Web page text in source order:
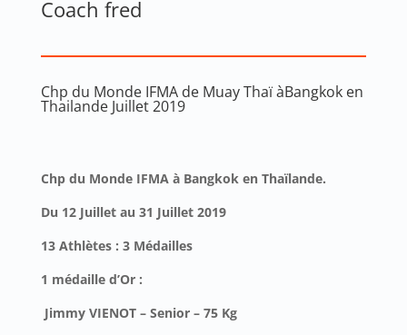
Coach fred
Chp du Monde IFMA de Muay Thaï àBangkok en
Thailande Juillet 2019
Chp du Monde IFMA à Bangkok en Thaïlande.
Du 12 Juillet au 31 Juillet 2019
13 Athlètes : 3 Médailles
1 médaille d’Or :
Jimmy VIENOT – Senior – 75 Kg